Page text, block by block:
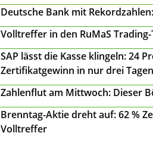
Deutsche Bank mit
Volltreffer in den RuMaS
SAP lässt die Kasse klingeln: 24
Zertifikatgewinn in nur drei Tagen
Zahlenflut am Mittwoch: Dieser
Brenntag-Aktie dreht auf: 62 %
Volltreffer